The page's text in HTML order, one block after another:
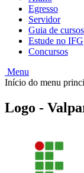
Egresso
Servidor
Guia de cursos
Estude no IFG
Concursos
Menu
Início do menu
Logo -